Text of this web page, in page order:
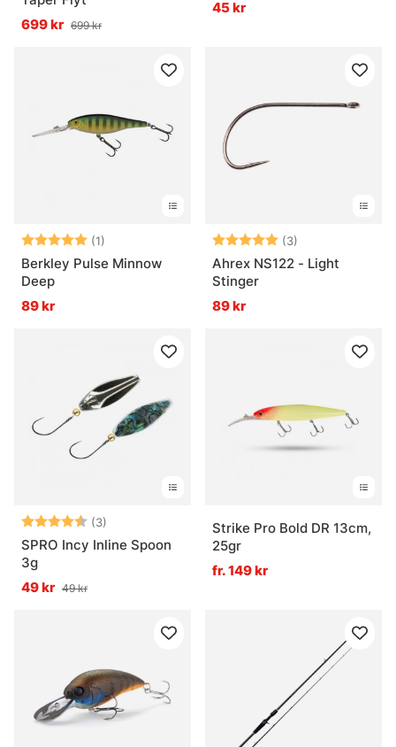
699 kr 699 kr
45 kr
Betyg: (1)
5.0 utav 5 stjärnor
Berkley Pulse Minnow
Deep
89 kr
Betyg: (3)
Ahrex NS122 - Light
Stinger
89 kr
Betyg: (3)
4.3 utav 5 stjärnor
SPRO Incy Inline Spoon
3g
49 kr 49 kr
Strike Pro Bold DR 13cm,
25gr
fr. 149 kr